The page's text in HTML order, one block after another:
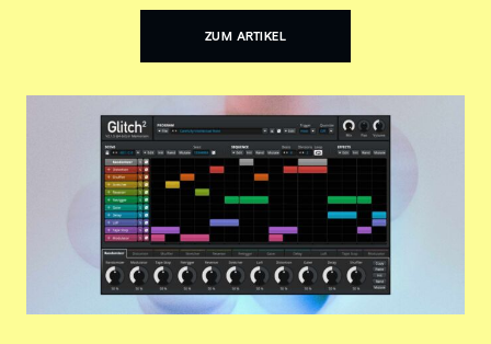
ZUM ARTIKEL